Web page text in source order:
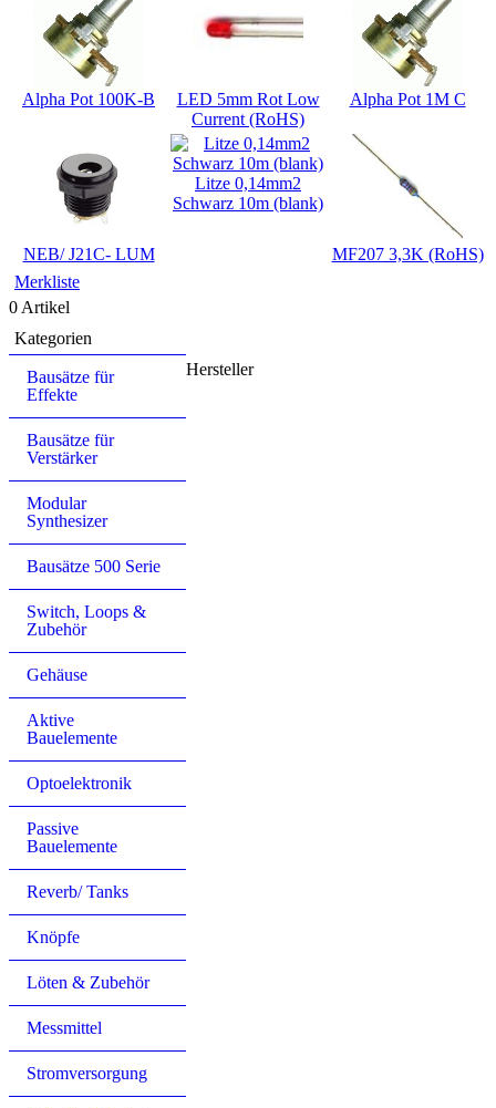
Alpha Pot 100K-B
LED 5mm Rot Low
Current (RoHS)
Alpha Pot 1M C
NEB/ J21C- LUM
Litze 0,14mm2
Schwarz 10m (blank)
MF207 3,3K (RoHS)
Merkliste
0 Artikel
Kategorien
Bausätze für
Effekte
Bausätze für
Verstärker
Modular
Synthesizer
Bausätze 500 Serie
Switch, Loops &
Zubehör
Gehäuse
Aktive
Bauelemente
Optoelektronik
Passive
Bauelemente
Reverb/ Tanks
Knöpfe
Löten & Zubehör
Messmittel
Stromversorgung
Hersteller